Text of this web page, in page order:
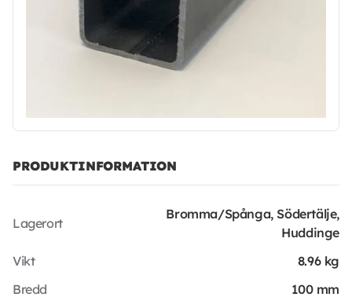
PRODUKTINFORMATION
Lagerort
Bromma/Spånga, Södertälje,
Huddinge
Vikt
8.96 kg
Bredd
100 mm